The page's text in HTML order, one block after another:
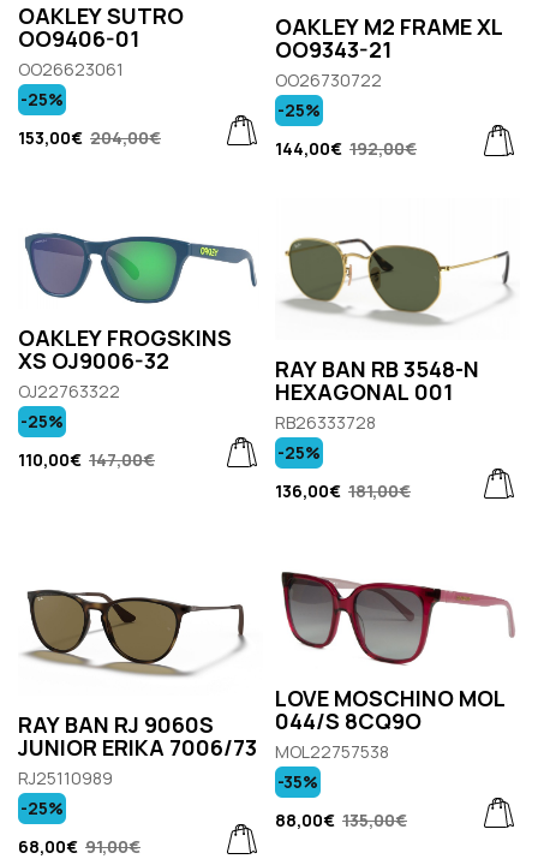
OAKLEY SUTRO
OO9406-01
OO26623061
153,00€ 204,00€
-25%
OAKLEY M2 FRAME XL
OO9343-21
OO26730722
144,00€ 192,00€
-25%
OAKLEY FROGSKINS
XS OJ9006-32
OJ22763322
110,00€ 147,00€
-25%
RAY BAN RB 3548-N
HEXAGONAL 001
RB26333728
136,00€ 181,00€
-25%
RAY BAN RJ 9060S
JUNIOR ERIKA 7006/73
RJ25110989
68,00€ 91,00€
-25%
LOVE MOSCHINO MOL
044/S 8CQ9O
MOL22757538
88,00€ 135,00€
-35%